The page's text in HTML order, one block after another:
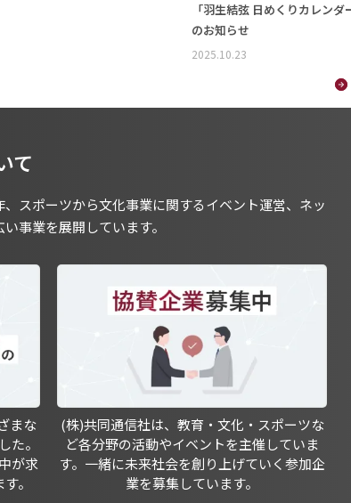
「羽生結弦 日めくりカレン
のお知らせ
2025.10.23
て
スポーツから文化事業に関するイベント運営、ネッ
事業を展開しています。
まな
た。
が求
。
(株)共同通信社は、教育・文化・スポーツな
ど各分野の活動やイベントを主催していま
す。一緒に未来社会を創り上げていく参加企
業を募集しています。